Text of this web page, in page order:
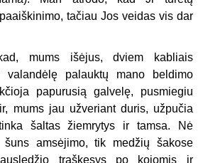
tačiau Jos veidas vis dar
mums išėjus, dviem kabliais
palauktų mano beldimo
papurusią galvelę, pusmiegiu
mums jau užveriant duris, užpučia
šaltas žiemrytys ir tamsa. Nė
amsėjimo, tik medžių šakose
traškesys po kojomis ir